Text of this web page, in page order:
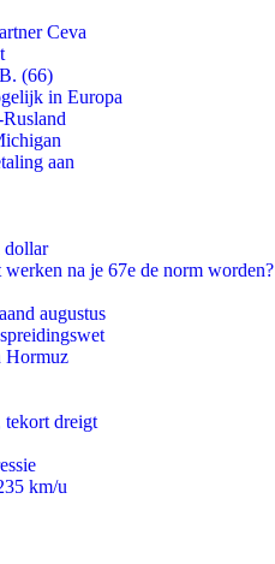
Ceva
(66)
in Europa
aan
dollar
na je 67e de norm worden?
augustus
Hormuz
tekort dreigt
km/u